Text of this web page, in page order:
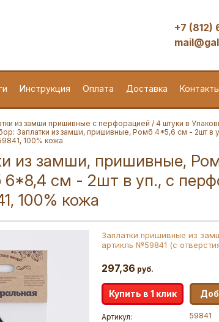
+7 (812)
Инструкция Оплата Доставка Контакты
из замши пришивные с перфорацией / 4 штуки в
Заплатки из замши, пришивные, Ромб 4*5,6 см - 2шт в
100% кожа
из замши, пришивные,
см - 2шт в уп., с
100% кожа
Заплатки пришивные из
артикль №59841 (с
297,36 руб.
Купить в 1 клик
Артикул: 59841